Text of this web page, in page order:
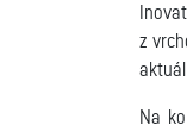
z
Na